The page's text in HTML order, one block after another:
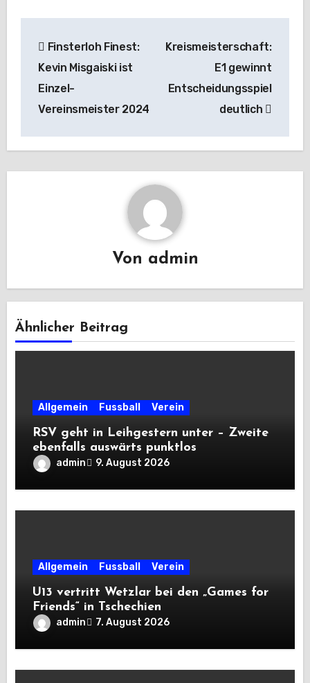
Finsterloh Finest:
Kevin Misgaiski ist
Einzel-
Vereinsmeister 2024
Kreismeisterschaft:
E1 gewinnt
Entscheidungsspiel
deutlich
Von admin
Ähnlicher Beitrag
Allgemein Fussball Verein
RSV geht in Leihgestern unter – Zweite
ebenfalls auswärts punktlos
admin 9. August 2026
Allgemein Fussball Verein
U13 vertritt Wetzlar bei den „Games for
Friends“ in Tschechien
admin 7. August 2026